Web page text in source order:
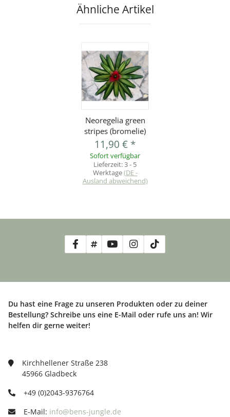
Ähnliche Artikel
Neoregelia green
stripes (bromelie)
11,90 € *
Sofort verfügbar
Lieferzeit:3 - 5
Werktage(DE -
Ausland abweichend)
Du hast eine Frage zu unseren Produkten oder zu deiner
Bestellung? Schreibe uns eine E-Mail oder rufe uns an! Wir
helfen dir gerne weiter!
Kirchhellener Straße 238
45966 Gladbeck
+49 (0)2043-9376764
E-Mail: info@bens-jungle.de